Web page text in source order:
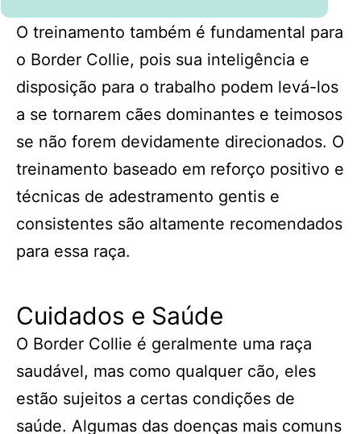
O treinamento também é fundamental para
o Border Collie, pois sua inteligência e
disposição para o trabalho podem levá-los
a se tornarem cães dominantes e teimosos
se não forem devidamente direcionados. O
treinamento baseado em reforço positivo e
técnicas de adestramento gentis e
consistentes são altamente recomendados
para essa raça.
Cuidados e Saúde
O Border Collie é geralmente uma raça
saudável, mas como qualquer cão, eles
estão sujeitos a certas condições de
saúde. Algumas das doenças mais comuns